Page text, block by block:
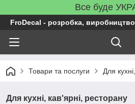
Все буде
FroDecal - розробка,
Товари та послуги Для
Для кухні, кав'ярні, ресторану